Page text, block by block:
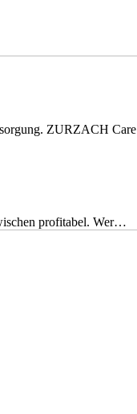
ZURZACH
profitabel. Wer…